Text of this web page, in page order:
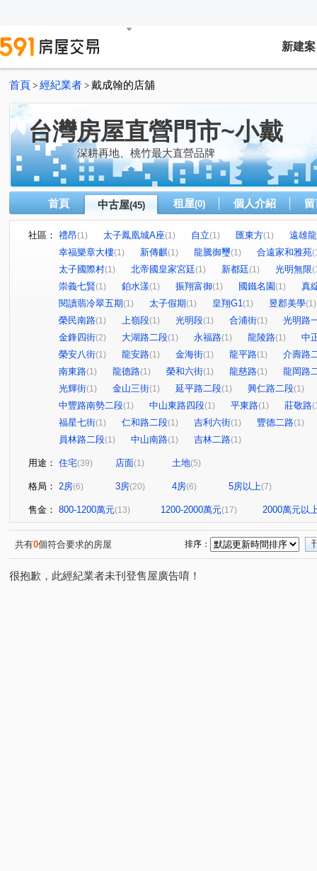
新建案
首頁 > 經紀業者 > 戴成翰的店舖
台灣房屋直營門市~小戴
深耕再地、桃竹最大直營品牌
首頁 中古屋(45) 租屋(0) 個人介紹
社區： 禮昂(1) 太子鳳凰城A座(1) 自立(1) 匯東方(1)
遠雄
幸福樂章大樓(1) 新傳麒(1) 龍騰御璽(1) 合遠家和雅苑
太子國際村(1) 北帝國皇家宮廷(1) 新都廷(1) 光明無限
崇義七賢(1) 鉑水漾(1) 振翔富御(1) 國鐵名園(1)
真
閱讀翡冷翠五期(1) 太子假期(1) 皇翔G1(1) 昱郡美學(1)
榮民南路(1) 上嶺段(1) 光明段(1) 合浦街(1)
光明路
金鋒四街(2) 大湖路二段(1) 永福路(1) 龍陵路(1)
中
榮安八街(1) 龍安路(1) 金海街(1) 龍平路(1)
介壽路
南東路(1) 龍德路(1) 榮和六街(1) 龍慈路(1)
龍岡路
光輝街(1) 金山三街(1) 延平路二段(1) 興仁路二段(1)
中豐路南勢二段(1) 中山東路四段(1) 平東路(1) 莊敬路
福星七街(1) 仁和路二段(1) 吉利六街(1) 豐德二路(1)
員林路二段(1) 中山南路(1) 吉林二路(1)
用途： 住宅(39) 店面(1) 土地(5)
格局： 2房(6) 3房(20) 4房(6) 5房以上(7)
售金： 800-1200萬元(13) 1200-2000萬元(17) 2000萬元以
共有0個符合要求的房屋 排序：
很抱歉，此經紀業者未刊登售屋廣告唷！